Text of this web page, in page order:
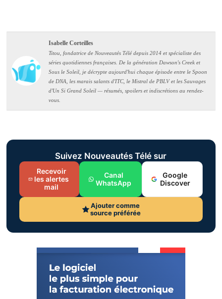
Isabelle Corteilles
Titou, fondatrice de Nouveautés Télé depuis 2014 et spécialiste des
séries quotidiennes françaises. De la génération Dawson's Creek et
Sous le Soleil, je décrypte aujourd'hui chaque épisode entre le Spoon
de DNA, les marais salants d'ITC, le Mistral de PBLV et les Sauvages
d'Un Si Grand Soleil — résumés, spoilers et indiscrétions au rendez-
vous.
Suivez Nouveautés Télé sur
Recevoir
les alertes
mail
Canal
WhatsApp
Google
Discover
Ajouter comme
source préférée